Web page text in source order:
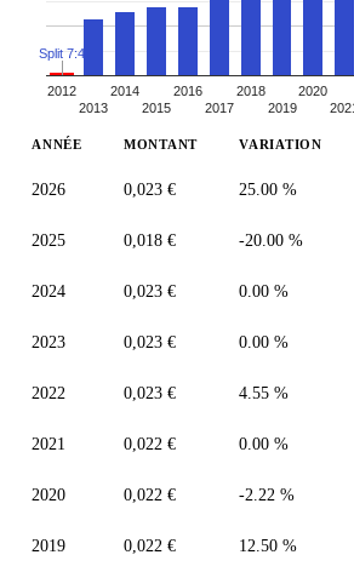
2012
2013
2014
2015
2016
2017
2018
2019
2020
Split 7:4
ANNÉE MONTANT VARIATION
2026 0,023 € 25.00 %
2025 0,018 € -20.00 %
2024 0,023 € 0.00 %
2023 0,023 € 0.00 %
2022 0,023 € 4.55 %
2021 0,022 € 0.00 %
2020 0,022 € -2.22 %
2019 0,022 € 12.50 %